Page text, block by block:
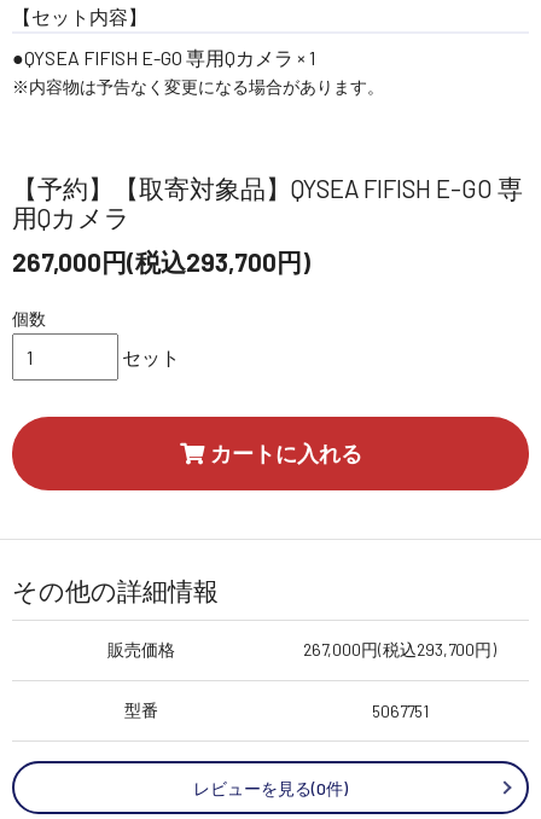
【セット内容】
QYSEA FIFISH E-GO 専用Qカメラ × 1
※内容物は予告なく変更になる場合があります。
【予約】【取寄対象品】QYSEA FIFISH E-GO 専
用Qカメラ
267,000円(税込293,700円)
個数
セット
カートに入れる
その他の詳細情報
販売価格 267,000円(税込293,700円)
型番 5067751
レビューを見る(0件)